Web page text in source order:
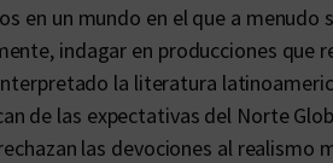
en un mundo en el que a
indagar en producciones que
la literatura
de las expectativas del Norte
las devociones al realismo